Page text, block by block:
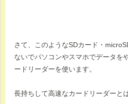
さて、このようなSDカード・
ないでパソコンやスマホでデータを
ードリーダーを使います。
長持ちして高速なカードリーダーと